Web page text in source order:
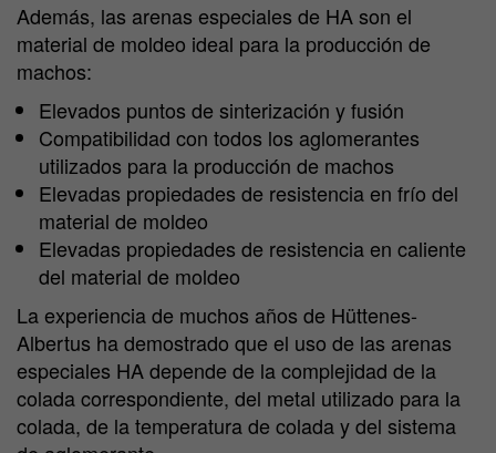
Además, las arenas especiales de HA son el
material de moldeo ideal para la producción de
machos:
Elevados puntos de sinterización y fusión
Compatibilidad con todos los aglomerantes
utilizados para la producción de machos
Elevadas propiedades de resistencia en frío del
material de moldeo
Elevadas propiedades de resistencia en caliente
del material de moldeo
La experiencia de muchos años de Hüttenes-
Albertus ha demostrado que el uso de las arenas
especiales HA depende de la complejidad de la
colada correspondiente, del metal utilizado para la
colada, de la temperatura de colada y del sistema